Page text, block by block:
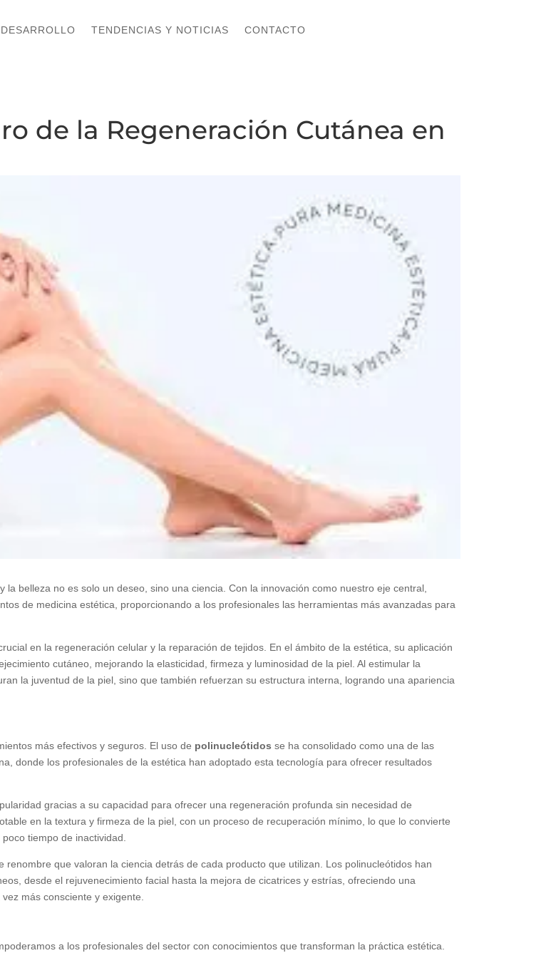
TENDENCIAS Y NOTICIAS CONTACTO
TENDENCIAS Y NOTICIAS CONTACTO
de la Regeneración Cutánea en
belleza no es solo un deseo, sino una ciencia. Con la innovación como nuestro eje central,
de medicina estética, proporcionando a los profesionales las herramientas más avanzadas para
en la regeneración celular y la reparación de tejidos. En el ámbito de la estética, su aplicación
cutáneo, mejorando la elasticidad, firmeza y luminosidad de la piel. Al estimular la
la juventud de la piel, sino que también refuerzan su estructura interna, logrando una apariencia
más efectivos y seguros. El uso de polinucleótidos se ha consolidado como una de las
donde los profesionales de la estética han adoptado esta tecnología para ofrecer resultados
gracias a su capacidad para ofrecer una regeneración profunda sin necesidad de
en la textura y firmeza de la piel, con un proceso de recuperación mínimo, lo que lo convierte
tiempo de inactividad.
renombre que valoran la ciencia detrás de cada producto que utilizan. Los polinucleótidos han
desde el rejuvenecimiento facial hasta la mejora de cicatrices y estrías, ofreciendo una
más consciente y exigente.
a los profesionales del sector con conocimientos que transforman la práctica estética.